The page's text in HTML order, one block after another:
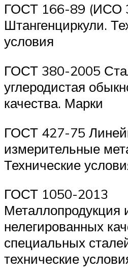
ГОСТ 166-89 (ИСО
Штангенциркули.
условия
ГОСТ 380-2005
углеродистая
качества. Марки
ГОСТ 427-75
измерительные
Технические
ГОСТ 1050-2013
Металлопродукция
нелегированных
специальных
технические